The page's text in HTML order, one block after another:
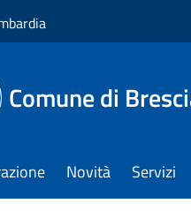
Comune di
Novità Servizi